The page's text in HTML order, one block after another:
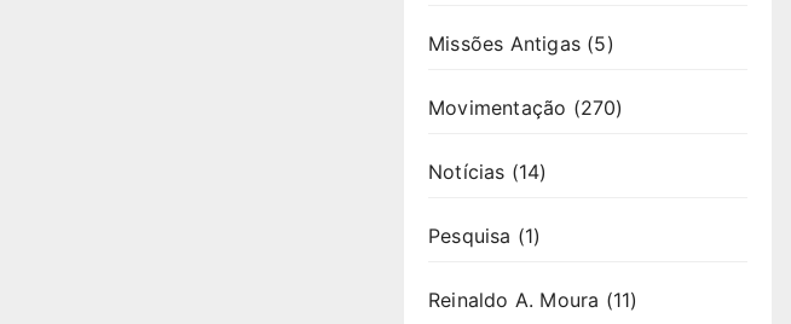
Missões Antigas (5)
Movimentação (270)
Notícias (14)
Pesquisa (1)
Reinaldo A. Moura (11)